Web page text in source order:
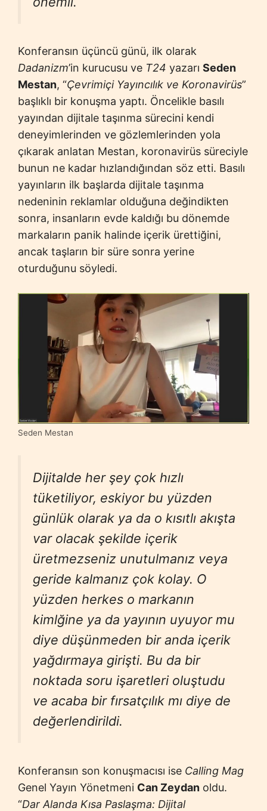
Konferansın üçüncü günü, ilk olarak
Dadanizm’in kurucusu ve T24 yazarı Seden
Mestan, “Çevrimiçi Yayıncılık ve Koronavirüs”
başlıklı bir konuşma yaptı. Öncelikle basılı
yayından dijitale taşınma sürecini kendi
deneyimlerinden ve gözlemlerinden yola
çıkarak anlatan Mestan, koronavirüs süreciyle
bunun ne kadar hızlandığından söz etti. Basılı
yayınların ilk başlarda dijitale taşınma
nedeninin reklamlar olduğuna değindikten
sonra, insanların evde kaldığı bu dönemde
markaların panik halinde içerik ürettiğini,
ancak taşların bir süre sonra yerine
oturduğunu söyledi.
Seden Mestan
Dijitalde her şey çok hızlı
tüketiliyor, eskiyor bu yüzden
günlük olarak ya da o kısıtlı akışta
var olacak şekilde içerik
üretmezseniz unutulmanız veya
geride kalmanız çok kolay. O
yüzden herkes o markanın
kimlğine ya da yayının uyuyor mu
diye düşünmeden bir anda içerik
yağdırmaya girişti. Bu da bir
noktada soru işaretleri oluştudu
ve acaba bir fırsatçılık mı diye de
değerlendirildi.
Konferansın son konuşmacısı ise Calling Mag
Genel Yayın Yönetmeni Can Zeydan oldu.
“Dar Alanda Kısa Paslaşma: Dijital